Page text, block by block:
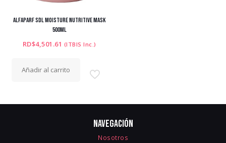
ALFAPARF SDL MOISTURE NUTRITIVE MASK
500ML
RD$4,501.61 (ITBIS Inc.)
Añadir al carrito
Navegación
Nosotros